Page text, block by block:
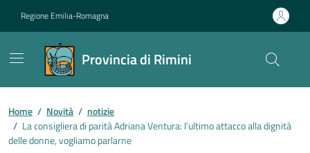
Regione Emilia-Romagna
Provincia di Rimini
Contenuti in evidenza
Home / Novità / notizie
/ La consigliera di parità Adriana Ventura: l’ultimo attacco alla dignità
delle donne, vogliamo parlarne